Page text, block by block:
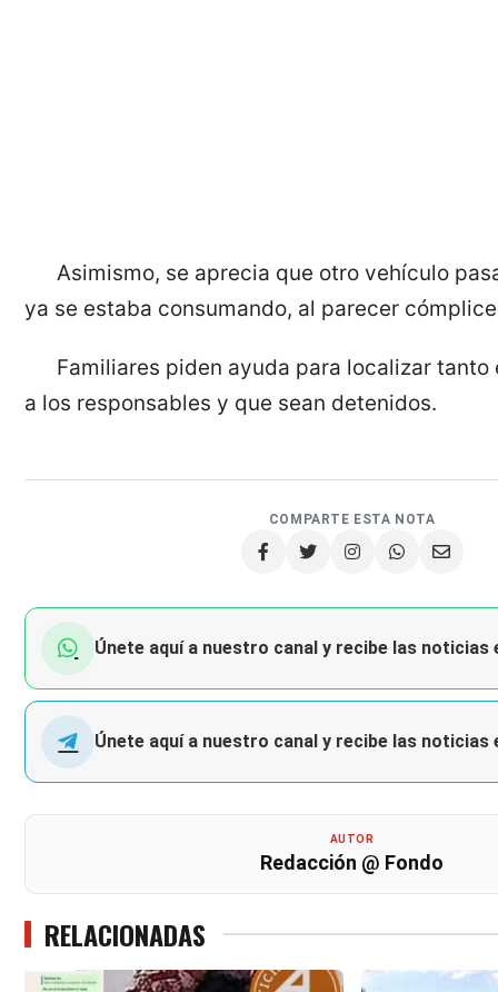
Asimismo, se aprecia que otro vehículo
ya se estaba consumando, al parecer
Familiares piden ayuda para localizar tanto
a los responsables y que sean detenidos.
COMPARTE ESTA NOTA
Únete aquí a nuestro canal y recibe las noticias
Únete aquí a nuestro canal y recibe las noticias
AUTOR
Redacción @ Fondo
RELACIONADAS